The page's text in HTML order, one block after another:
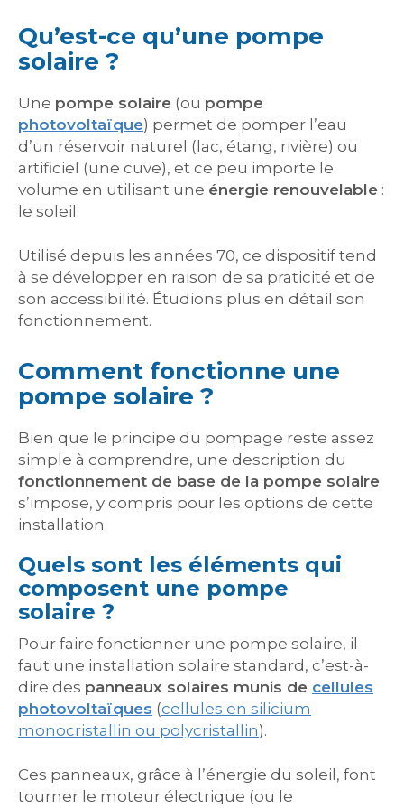
Qu’est-ce qu’une pompe
solaire ?
Une pompe solaire (ou pompe
photovoltaïque) permet de pomper l’eau
d’un réservoir naturel (lac, étang, rivière) ou
artificiel (une cuve), et ce peu importe le
volume en utilisant une énergie renouvelable :
le soleil.
Utilisé depuis les années 70, ce dispositif tend
à se développer en raison de sa praticité et de
son accessibilité. Étudions plus en détail son
fonctionnement.
Comment fonctionne une
pompe solaire ?
Bien que le principe du pompage reste assez
simple à comprendre, une description du
fonctionnement de base de la pompe solaire
s’impose, y compris pour les options de cette
installation.
Quels sont les éléments qui
composent une pompe
solaire ?
Pour faire fonctionner une pompe solaire, il
faut une installation solaire standard, c’est-à-
dire des panneaux solaires munis de cellules
photovoltaïques (cellules en silicium
monocristallin ou polycristallin).
Ces panneaux, grâce à l’énergie du soleil, font
tourner le moteur électrique (ou le